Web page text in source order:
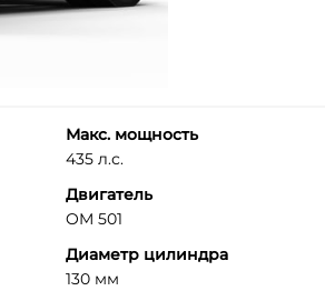
Макс. мощность
435 л.с.
Двигатель
OM 501
Диаметр цилиндра
130 мм